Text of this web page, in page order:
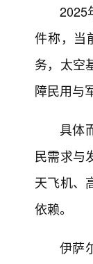
2025
件称，当
务，太空
障民用与
具体
民需求与
天飞机、
依赖。
伊萨